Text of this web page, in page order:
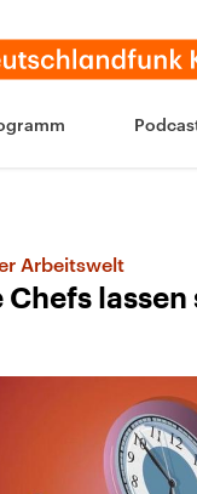
Arbeitswelt